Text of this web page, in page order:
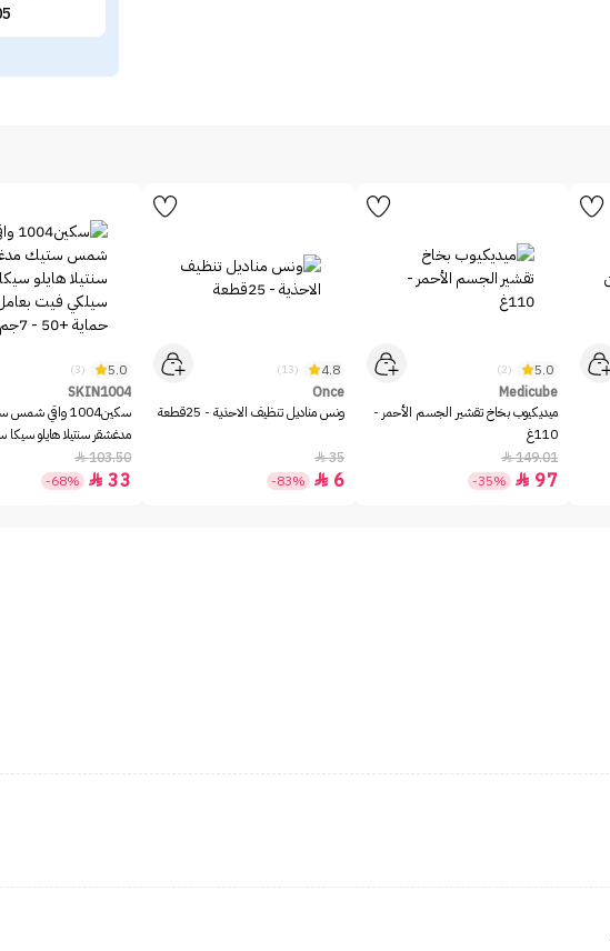
5.0
(2)
Medicube
ميديكيوب بخاخ تقشير الجسم الأحمر -
110غ
149.01

97

-35%
4.8
(13)
Once
ونس مناديل تنظيف الاحذية - 25قطعة
35

6

-83%
5.0
(3)
SKIN1004
سكين1004 واقي
مدغشقر سنتيلا هايلو
بعامل حماية +50 - 7جم
103.50

33

-68%